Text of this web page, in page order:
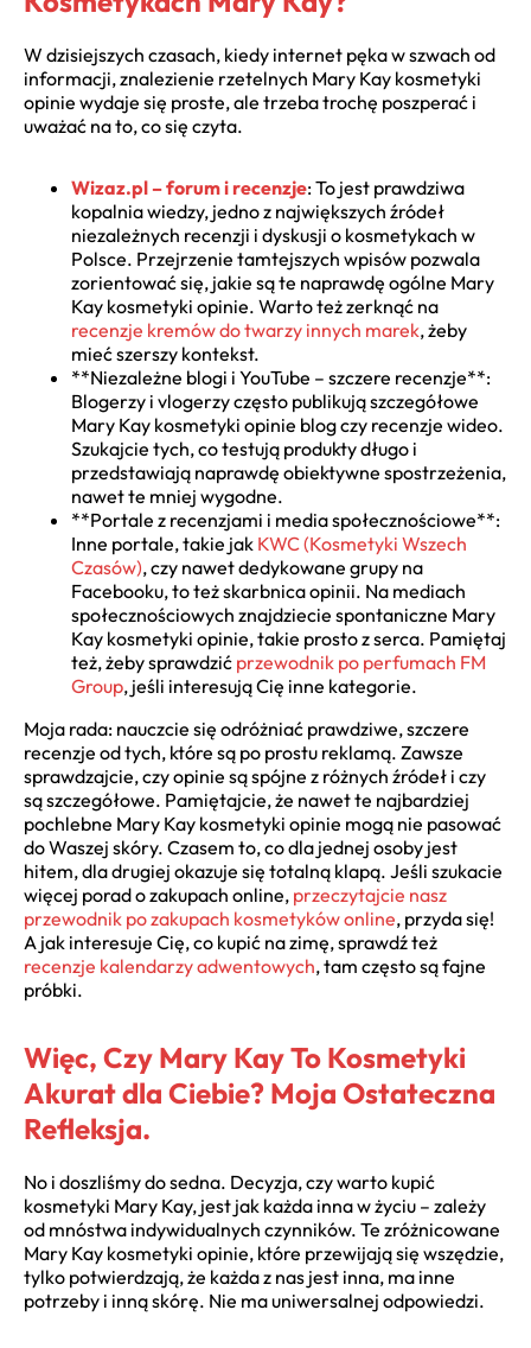
W dzisiejszych czasach, kiedy internet pęka w szwach od
informacji, znalezienie rzetelnych Mary Kay kosmetyki
opinie wydaje się proste, ale trzeba trochę poszperać i
uważać na to, co się czyta.
Wizaz.pl – forum i recenzje: To jest prawdziwa
kopalnia wiedzy, jedno z największych źródeł
niezależnych recenzji i dyskusji o kosmetykach w
Polsce. Przejrzenie tamtejszych wpisów pozwala
zorientować się, jakie są te naprawdę ogólne Mary
Kay kosmetyki opinie. Warto też zerknąć na
recenzje kremów do twarzy innych marek, żeby
mieć szerszy kontekst.
**Niezależne blogi i YouTube – szczere recenzje**:
Blogerzy i vlogerzy często publikują szczegółowe
Mary Kay kosmetyki opinie blog czy recenzje wideo.
Szukajcie tych, co testują produkty długo i
przedstawiają naprawdę obiektywne spostrzeżenia,
nawet te mniej wygodne.
**Portale z recenzjami i media społecznościowe**:
Inne portale, takie jak KWC (Kosmetyki Wszech
Czasów), czy nawet dedykowane grupy na
Facebooku, to też skarbnica opinii. Na mediach
społecznościowych znajdziecie spontaniczne Mary
Kay kosmetyki opinie, takie prosto z serca. Pamiętaj
też, żeby sprawdzić przewodnik po perfumach FM
Group, jeśli interesują Cię inne kategorie.
Moja rada: nauczcie się odróżniać prawdziwe, szczere
recenzje od tych, które są po prostu reklamą. Zawsze
sprawdzajcie, czy opinie są spójne z różnych źródeł i czy
są szczegółowe. Pamiętajcie, że nawet te najbardziej
pochlebne Mary Kay kosmetyki opinie mogą nie pasować
do Waszej skóry. Czasem to, co dla jednej osoby jest
hitem, dla drugiej okazuje się totalną klapą. Jeśli szukacie
więcej porad o zakupach online, przeczytajcie nasz
przewodnik po zakupach kosmetyków online, przyda się!
A jak interesuje Cię, co kupić na zimę, sprawdź też
recenzje kalendarzy adwentowych, tam często są fajne
próbki.
Więc, Czy Mary Kay To Kosmetyki
Akurat dla Ciebie? Moja Ostateczna
Refleksja.
No i doszliśmy do sedna. Decyzja, czy warto kupić
kosmetyki Mary Kay, jest jak każda inna w życiu – zależy
od mnóstwa indywidualnych czynników. Te zróżnicowane
Mary Kay kosmetyki opinie, które przewijają się wszędzie,
tylko potwierdzają, że każda z nas jest inna, ma inne
potrzeby i inną skórę. Nie ma uniwersalnej odpowiedzi.